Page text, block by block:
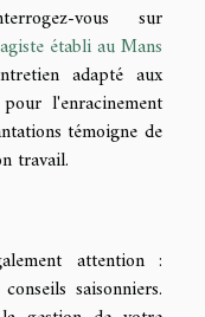
vous sur
établi au Mans
adapté aux
l'enracinement
témoigne de
travail.
attention :
saisonniers.